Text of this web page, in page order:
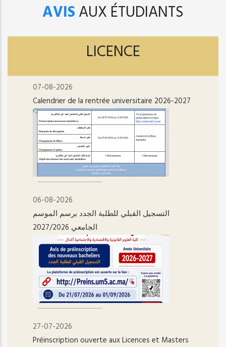
AVISAUX ÉTUDIANTS
LICENCE
07-08-2026
Calendrier de la rentrée universitaire 2026-2027
06-08-2026
التسجيل القبلي للطلبة الجدد برسم الموسم
الجامعي 2027/2026
27-07-2026
Préinscription ouverte aux Licences et Masters